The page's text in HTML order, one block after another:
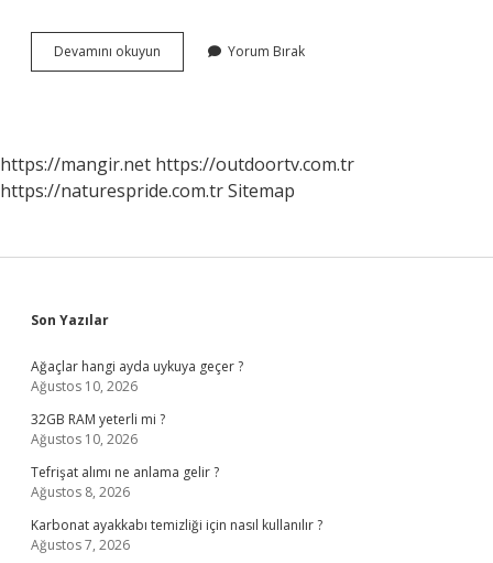
Devamını okuyun
Ne
Yorum Bırak
https://mangir.net https://outdoortv.com.tr
https://naturespride.com.trSitemap
Sidebar
Son Yazılar
Ağaçlar hangi ayda uykuya geçer ?
Ağustos 10, 2026
32GB RAM yeterli mi ?
Ağustos 10, 2026
Tefrişat alımı ne anlama gelir ?
Ağustos 8, 2026
Karbonat ayakkabı temizliği için nasıl kullanılır ?
Ağustos 7, 2026